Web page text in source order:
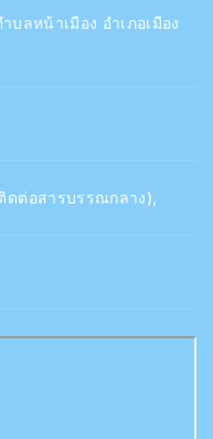
ลหน้าเมือง อำเภอเมือง
ดต่อสารบรรณกลาง),